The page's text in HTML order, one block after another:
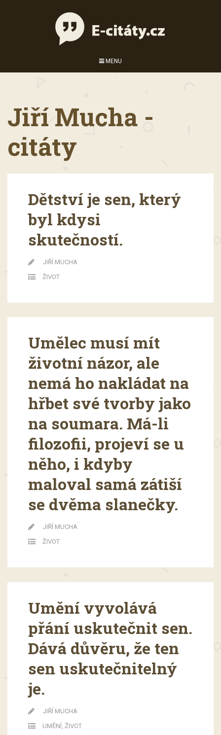
MENU
Jiří Mucha -
citáty
Dětství je sen, který
byl kdysi
skutečností.
JIŘÍ MUCHA
ŽIVOT
Umělec musí mít
životní názor, ale
nemá ho nakládat na
hřbet své tvorby jako
na soumara. Má-li
filozofii, projeví se u
něho, i kdyby
maloval samá zátiší
se dvěma slanečky.
JIŘÍ MUCHA
ŽIVOT
Umění vyvolává
přání uskutečnit sen.
Dává důvěru, že ten
sen uskutečnitelný
je.
JIŘÍ MUCHA
UMĚNÍ, ŽIVOT